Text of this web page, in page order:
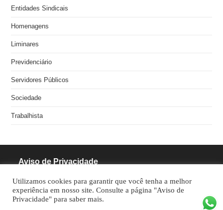
Entidades Sindicais
Homenagens
Liminares
Previdenciário
Servidores Públicos
Sociedade
Trabalhista
Aviso de Privacidade
RODRIGUES PINHEIRO ADVOCACIA S/S
Utilizamos cookies para garantir que você tenha a melhor
experiência em nosso site. Consulte a página "Aviso de
Privacidade" para saber mais.